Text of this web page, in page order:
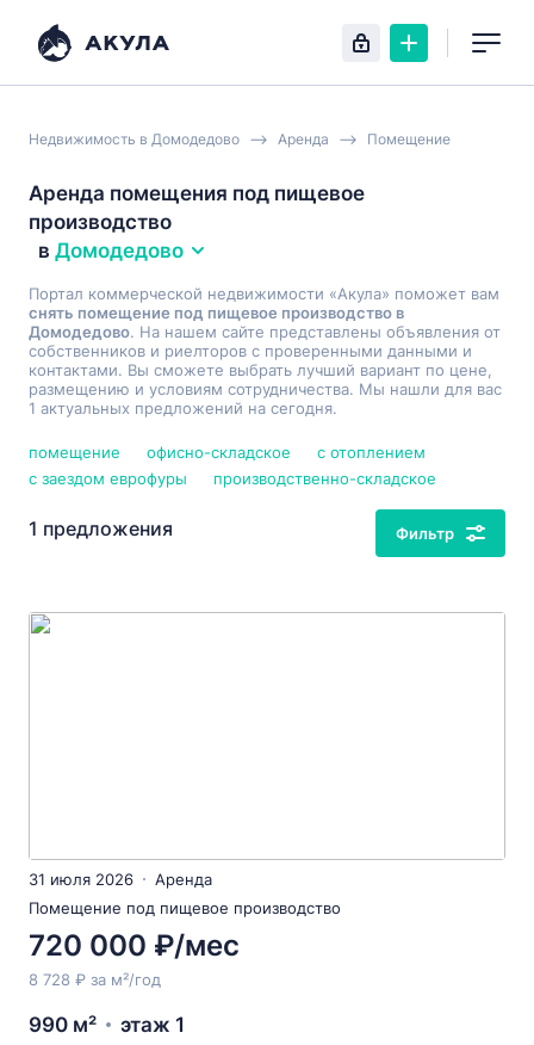
Недвижимость в Домодедово Аренда Помещение
Аренда помещения под пищевое
производство
в Домодедово
Портал коммерческой недвижимости «Акула» поможет вам
снять помещение под пищевое производство в
Домодедово. На нашем сайте представлены объявления от
собственников и риелторов с проверенными данными и
контактами. Вы сможете выбрать лучший вариант по цене,
размещению и условиям сотрудничества. Мы нашли для вас
1 актуальных предложений на сегодня.
помещение офисно-складское
с отоплением
с заездом еврофуры
производственно-складское
1 предложения Фильтр
31 июля 2026
Аренда
Помещение под пищевое производство
720 000 ₽/мес
8 728 ₽ за м²/год
990 м² этаж 1